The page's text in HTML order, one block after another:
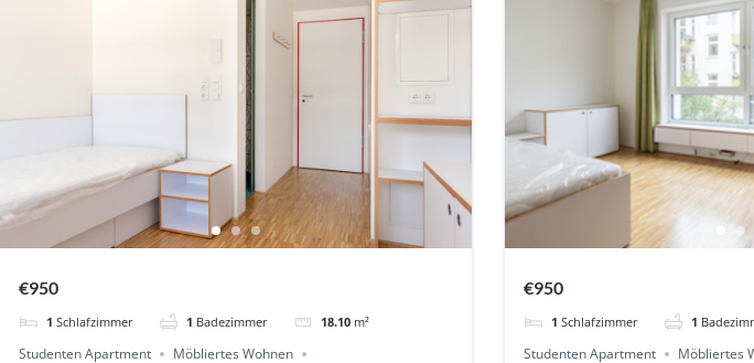
€950
1 Schlafzimmer 1 Badezimmer 18.10 m²
Studenten Apartment Möbliertes Wohnen
€950
1 Schlafzimmer 1
Studenten Apartment Möbliertes